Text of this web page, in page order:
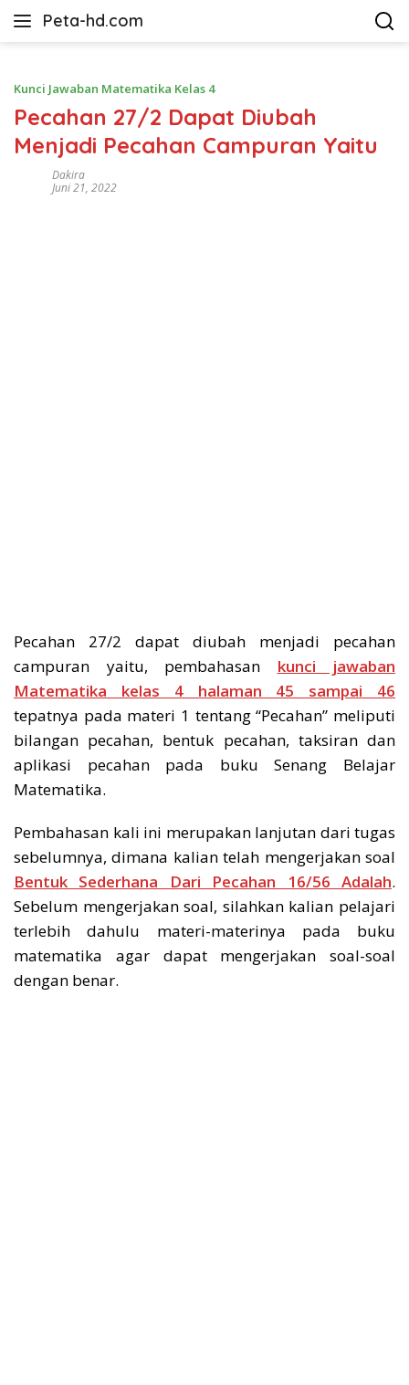
Peta-hd.com
Kumpulan
HD
Kunci Jawaban Matematika Kelas 4
Pecahan 27/2 Dapat Diubah
Menjadi Pecahan Campuran Yaitu
Dakira
Juni 21, 2022
Pecahan 27/2 dapat diubah menjadi pecahan
campuran yaitu, pembahasan kunci jawaban
Matematika kelas 4 halaman 45 sampai 46
tepatnya pada materi 1 tentang “Pecahan” meliputi
bilangan pecahan, bentuk pecahan, taksiran dan
aplikasi pecahan pada buku Senang Belajar
Matematika.
Pembahasan kali ini merupakan lanjutan dari tugas
sebelumnya, dimana kalian telah mengerjakan soal
Bentuk Sederhana Dari Pecahan 16/56 Adalah.
Sebelum mengerjakan soal, silahkan kalian pelajari
terlebih dahulu materi-materinya pada buku
matematika agar dapat mengerjakan soal-soal
dengan benar.